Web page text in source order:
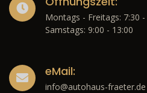
Montags - Freitags: 7:30 -
Samstags: 9:00 - 13:00
eMail:
info@autohaus-fraeter.de